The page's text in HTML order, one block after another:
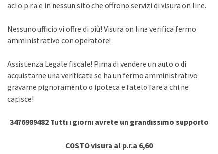
aci o p.r.a e in nessun sito che offrono servizi di visura on line.
Nessuno ufficio vi offre di più! Visura on line verifica fermo
amministrativo con operatore!
Assistenza Legale fiscale! Pima di vendere un auto o di
acquistarne una verificate se ha un fermo amministrativo
gravame pignoramento o ipoteca e fatelo fare a chi ne
capisce!
3476989482 Tutti i giorni avrete un grandissimo supporto
COSTO visura al p.r.a 6,60